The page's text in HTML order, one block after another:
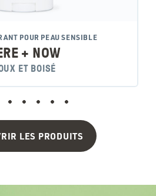
POUR PEAU SENSIBLE
+ NOW
ET BOISÉ
LES PRODUITS